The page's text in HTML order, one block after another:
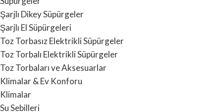
Şarjlı Dikey Süpürgeler
Şarjlı El Süpürgeleri
Toz Torbasız Elektrikli Süpürgeler
Toz Torbalı Elektrikli Süpürgeler
Toz Torbaları ve Aksesuarlar
Klimalar & Ev Konforu
Klimalar
Su Sebilleri